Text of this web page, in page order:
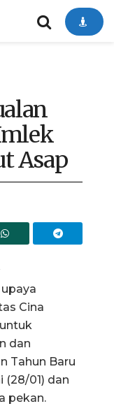
Asap
Cina
dan
Tahun Baru
(28/01) dan
pekan.